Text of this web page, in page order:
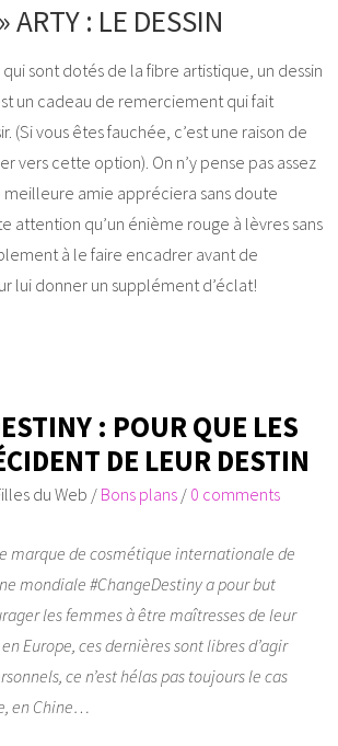
ARTY : LE DESSIN
sont dotés de la fibre artistique, un dessin
un cadeau de remerciement qui fait
(Si vous êtes fauchée, c’est une raison de
vers cette option). On n’y pense pas assez
meilleure amie appréciera sans doute
attention qu’un énième rouge à lèvres sans
à le faire encadrer avant de
lui donner un supplément d’éclat!
: POUR QUE LES
DE LEUR DESTIN
du Web / Bons plans / 0 comments
marque de cosmétique internationale de
mondiale #ChangeDestiny a pour but
les femmes à être maîtresses de leur
Europe, ces dernières sont libres d’agir
ce n’est hélas pas toujours le cas
en Chine…